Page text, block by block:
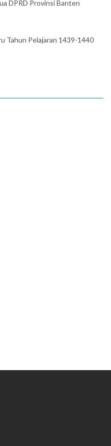
DPRD Provinsi Banten
Tahun Pelajaran 1439-1440